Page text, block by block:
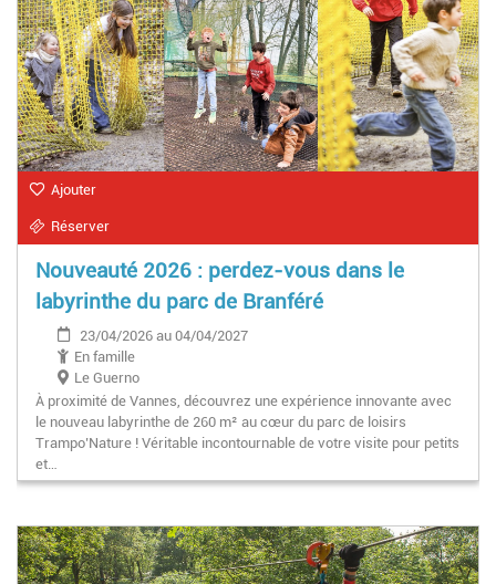
Ajouter
Réserver
Nouveauté 2026 : perdez-vous dans le
labyrinthe du parc de Branféré
23/04/2026 au 04/04/2027
En famille
Le Guerno
À proximité de Vannes, découvrez une expérience innovante avec
le nouveau labyrinthe de 260 m² au cœur du parc de loisirs
Trampo’Nature ! Véritable incontournable de votre visite pour petits
et…